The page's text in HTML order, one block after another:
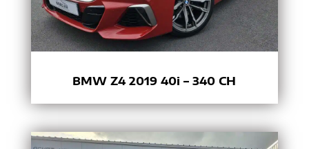
BMW Z4 2019 40i – 340 CH